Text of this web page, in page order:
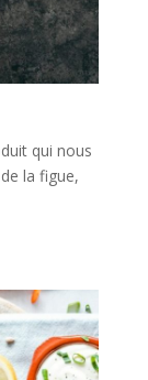
qui nous
la figue,